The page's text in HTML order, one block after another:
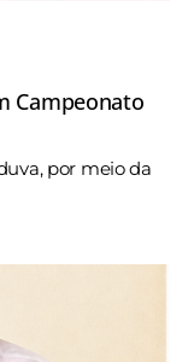
Campeonato
por meio da